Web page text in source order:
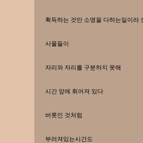
획득하는 것만 소명을 다하는일이라
사물들이
자리와 자리를 구분하지 못해
시간 앞에 휘어져 있다
버릇인 것처럼
부러져있는시간도